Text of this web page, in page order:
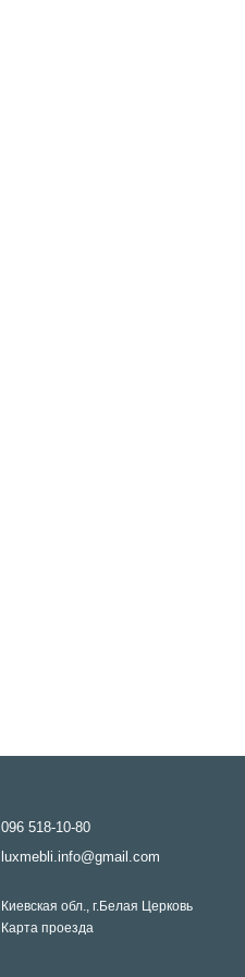
096 518-10-80
luxmebli.info@gmail.com
Киевская обл., г.Белая Церковь
Карта проезда